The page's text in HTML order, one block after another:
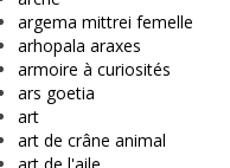
argema mittrei femelle
arhopala araxes
armoire à curiosités
ars goetia
art
art de crâne animal
art de l'aile